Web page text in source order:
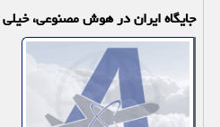
جایگاه ایران در هوش مصنوعی،